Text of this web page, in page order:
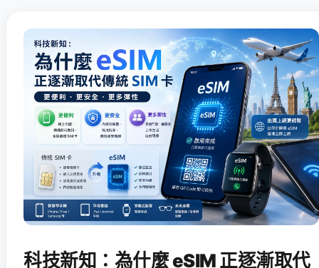
科技新知：為什麼 eSIM 正逐漸取代